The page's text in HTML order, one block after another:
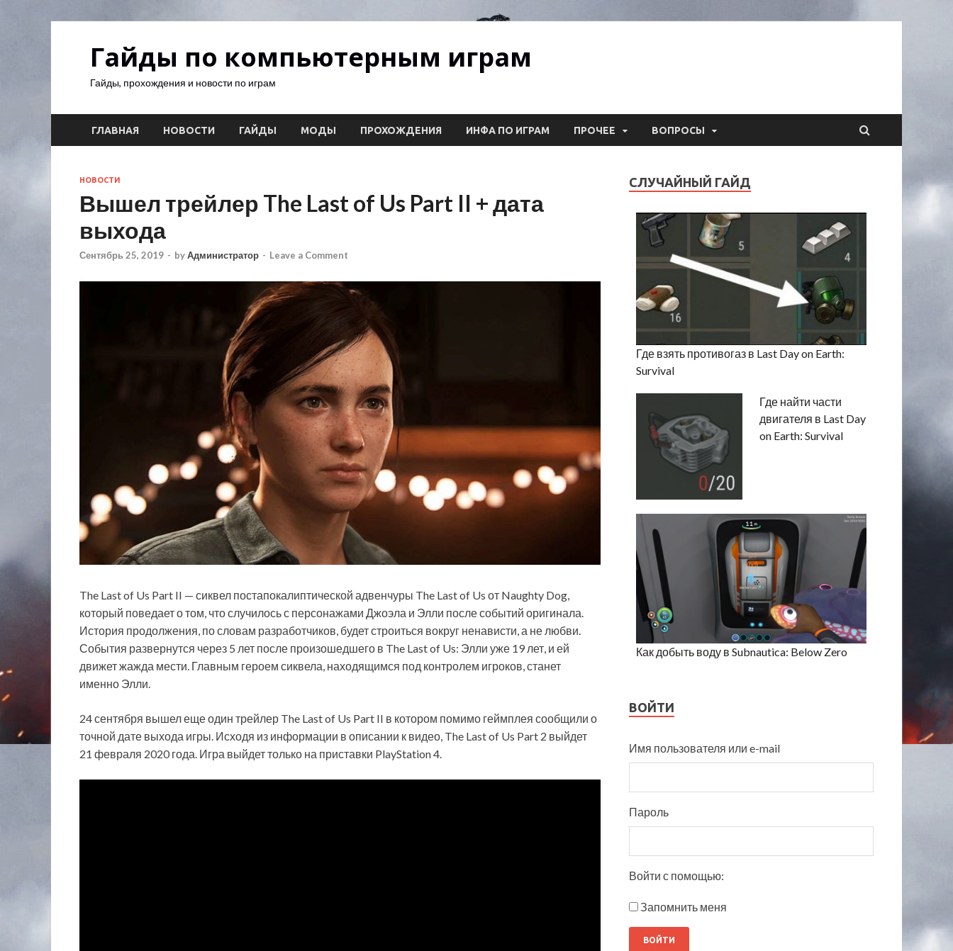
Гайды по компьютерным играм
Гайды, прохождения и новости по играм
ГЛАВНАЯ НОВОСТИ ГАЙДЫ МОДЫ ПРОХОЖДЕНИЯ ИНФА ПО ИГРАМ ПРОЧЕЕ ВОПРОСЫ
НОВОСТИ
Вышел трейлер The Last of Us Part II + дата
выхода
Сентябрь 25, 2019 - byАдминистратор - Leave a Comment
The Last of Us Part II — сиквел постапокалиптической адвенчуры The Last of Us от Naughty Dog,
который поведает о том, что случилось с персонажами Джоэла и Элли после событий оригинала.
История продолжения, по словам разработчиков, будет строиться вокруг ненависти, а не любви.
События развернутся через 5 лет после произошедшего в The Last of Us: Элли уже 19 лет, и ей
движет жажда мести. Главным героем сиквела, находящимся под контролем игроков, станет
именно Элли.
24 сентября вышел еще один трейлер The Last of Us Part II в котором помимо геймплея сообщили о
точной дате выхода игры. Исходя из информации в описании к видео, The Last of Us Part 2 выйдет
21 февраля 2020 года. Игра выйдет только на приставки PlayStation 4.
СЛУЧАЙНЫЙ ГАЙД
Где взять противогаз в Last Day on Earth:
Survival
Где найти части
двигателя в Last Day
on Earth: Survival
Как добыть воду в Subnautica: Below Zero
ВОЙТИ
Имя пользователя или e-mail
Пароль
Войти с помощью:
Запомнить меня